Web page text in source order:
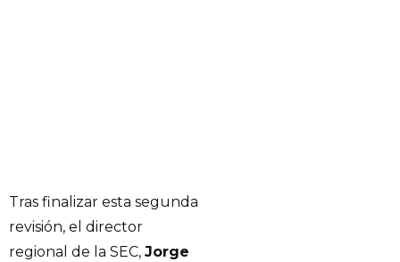
Tras finalizar esta segunda
revisión, el director
regional de la SEC, Jorge